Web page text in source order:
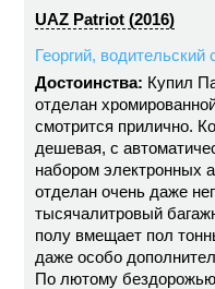
UAZ Patriot (2016)
Георгий, водительский
Достоинства: Купил
отделан
смотрится прилично.
дешевая, с
набором электронных
отделан очень даже
тысячалитровый
полу вмещает пол
даже особо
По лютому бездорожью